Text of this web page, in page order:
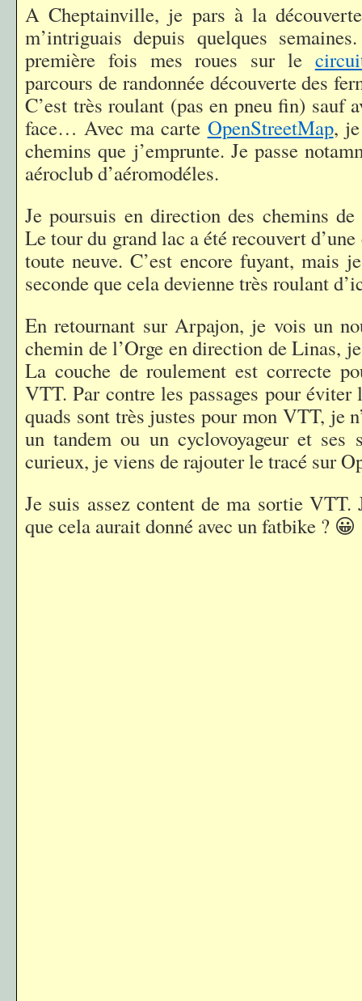
A Cheptainville, je pars à la
m’intriguais depuis quelques
première fois mes roues sur le
parcours de randonnée découverte des
C’est très roulant (pas en pneu fin) sauf
face… Avec ma carte OpenStreetMap,
chemins que j’emprunte. Je passe
aéroclub d’aéromodéles.
Je poursuis en direction des chemins
Le tour du grand lac a été recouvert
toute neuve. C’est encore fuyant, mais
seconde que cela devienne très roulant
En retournant sur Arpajon, je vois un
chemin de l’Orge en direction de Linas,
La couche de roulement est correcte
VTT. Par contre les passages pour éviter
quads sont très justes pour mon VTT, je
un tandem ou un cyclovoyageur et ses
curieux, je viens de rajouter le tracé sur
Je suis assez content de ma sortie VTT.
que cela aurait donné avec un fatbike ? 😀